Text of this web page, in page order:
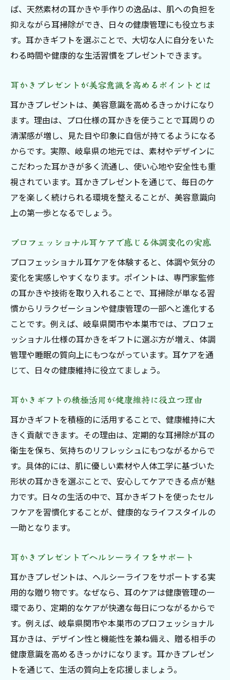
プロフェッショナル耳ケアが推奨する安全
性とは
耳かきギフトの持ちやすさや機能性を徹底
検証
耳かきプレゼントで失敗しない選び方のヒ
素材選びと快適さを両立する耳かきギフト
の魅力
大切な人へ贈る耳かきプレゼントの魅力徹底解
耳かきギフトが伝える思いやりと心遣いの
価値
耳かきプレゼントが特別な贈り物になる理
プロフェッショナル耳ケアで体験する贈り
物の真価
相手に合わせた耳かきギフトの選び方を徹
底紹介
耳かきプレゼントで生まれる感動のエピソ
ード
贈る相手が本当に喜ぶ耳かきギフトの選定
術
ば、天然素材の耳かきや手作りの逸品は、肌への負担を
抑えながら耳掃除ができ、日々の健康管理にも役立ちま
す。耳かきギフトを選ぶことで、大切な人に自分をいた
わる時間や健康的な生活習慣をプレゼントできます。
耳かきプレゼントが美容意識を高めるポイントとは
耳かきプレゼントは、美容意識を高めるきっかけになり
ます。理由は、プロ仕様の耳かきを使うことで耳周りの
清潔感が増し、見た目や印象に自信が持てるようになる
からです。実際、岐阜県の地元では、素材やデザインに
こだわった耳かきが多く流通し、使い心地や安全性も重
視されています。耳かきプレゼントを通じて、毎日のケ
アを楽しく続けられる環境を整えることが、美容意識向
上の第一歩となるでしょう。
プロフェッショナル耳ケアで感じる体調変化の実感
プロフェッショナル耳ケアを体験すると、体調や気分の
変化を実感しやすくなります。ポイントは、専門家監修
の耳かきや技術を取り入れることで、耳掃除が単なる習
慣からリラクゼーションや健康管理の一部へと進化する
ことです。例えば、岐阜県関市や本巣市では、プロフェ
ッショナル仕様の耳かきをギフトに選ぶ方が増え、体調
管理や睡眠の質向上にもつながっています。耳ケアを通
じて、日々の健康維持に役立てましょう。
耳かきギフトの積極活用が健康維持に役立つ理由
耳かきギフトを積極的に活用することで、健康維持に大
きく貢献できます。その理由は、定期的な耳掃除が耳の
衛生を保ち、気持ちのリフレッシュにもつながるからで
す。具体的には、肌に優しい素材や人体工学に基づいた
形状の耳かきを選ぶことで、安心してケアできる点が魅
力です。日々の生活の中で、耳かきギフトを使ったセル
フケアを習慣化することが、健康的なライフスタイルの
一助となります。
耳かきプレゼントでヘルシーライフをサポート
耳かきプレゼントは、ヘルシーライフをサポートする実
用的な贈り物です。なぜなら、耳のケアは健康管理の一
環であり、定期的なケアが快適な毎日につながるからで
す。例えば、岐阜県関市や本巣市のプロフェッショナル
耳かきは、デザイン性と機能性を兼ね備え、贈る相手の
健康意識を高めるきっかけになります。耳かきプレゼン
トを通じて、生活の質向上を応援しましょう。